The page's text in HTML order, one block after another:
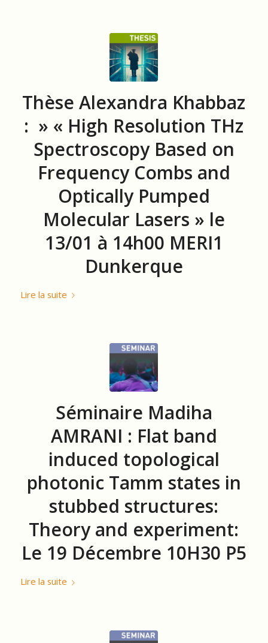
Thèse Alexandra Khabbaz
: » « High Resolution THz
Spectroscopy Based on
Frequency Combs and
Optically Pumped
Molecular Lasers » le
13/01 à 14h00 MERI1
Dunkerque
Lire la suite
Séminaire Madiha
AMRANI : Flat band
induced topological
photonic Tamm states in
stubbed structures:
Theory and experiment:
Le 19 Décembre 10H30 P5
Lire la suite